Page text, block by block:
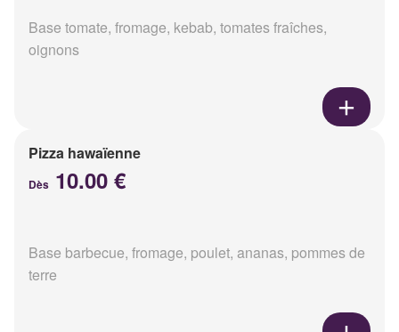
Base tomate, fromage, kebab, tomates fraîches,
oignons
Pizza hawaïenne
Dès 10.00 €
Base barbecue, fromage, poulet, ananas, pommes de
terre